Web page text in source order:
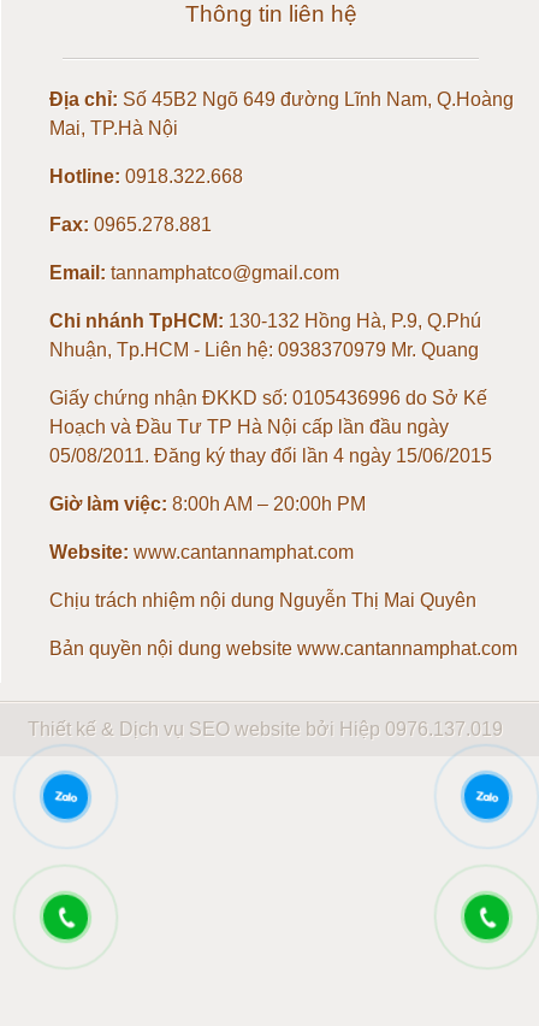
Loadcell 150kg
Loadcell 200kg
Loadcell 300kg
Loadcell 1 tấn
Loadcell 3 tấn
Loadcell 5 tấn
Loadcell 40 tấn
Loadcell 50 tấn
Thông tin liên hệ
Địa chỉ: Số 45B2 Ngõ 649 đường Lĩnh Nam, Q.Hoàng
Mai, TP.Hà Nội
Hotline: 0918.322.668
Fax: 0965.278.881
Email: tannamphatco@gmail.com
Chi nhánh TpHCM: 130-132 Hồng Hà, P.9, Q.Phú
Nhuận, Tp.HCM - Liên hệ: 0938370979 Mr. Quang
Giấy chứng nhận ĐKKD số: 0105436996 do Sở Kế
Hoạch và Đầu Tư TP Hà Nội cấp lần đầu ngày
05/08/2011. Đăng ký thay đổi lần 4 ngày 15/06/2015
Giờ làm việc: 8:00h AM – 20:00h PM
Website: www.cantannamphat.com
Chịu trách nhiệm nội dung Nguyễn Thị Mai Quyên
Bản quyền nội dung website www.cantannamphat.com
Thiết kế & Dịch vụ SEO website bởi Hiệp 0976.137.019